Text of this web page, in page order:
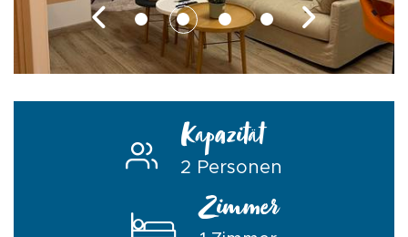
Kapazität
2 Personen
Zimmer